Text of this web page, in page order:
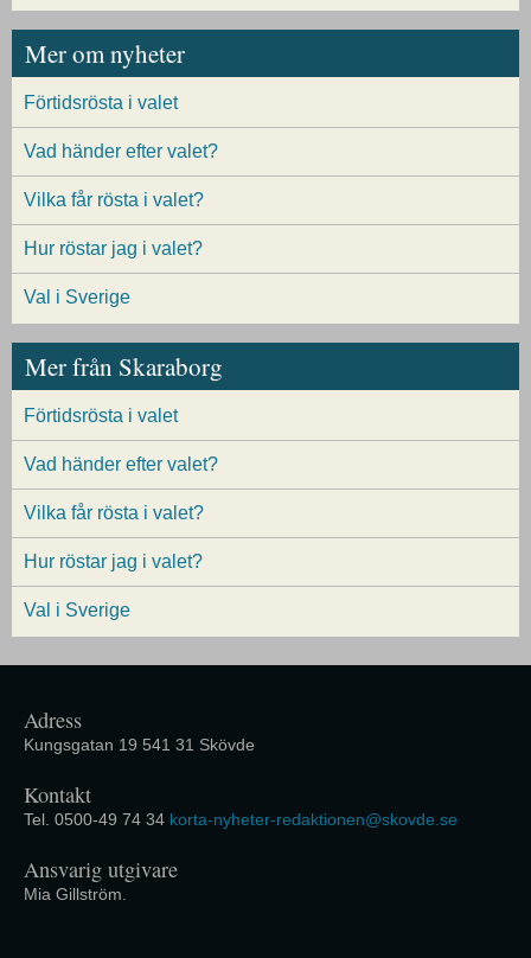
Mer om nyheter
Förtidsrösta i valet
Vad händer efter valet?
Vilka får rösta i valet?
Hur röstar jag i valet?
Val i Sverige
Mer från Skaraborg
Förtidsrösta i valet
Vad händer efter valet?
Vilka får rösta i valet?
Hur röstar jag i valet?
Val i Sverige
Adress
Kungsgatan 19 541 31 Skövde
Kontakt
Tel. 0500-49 74 34 korta-nyheter-redaktionen@skovde.se
Ansvarig utgivare
Mia Gillström.